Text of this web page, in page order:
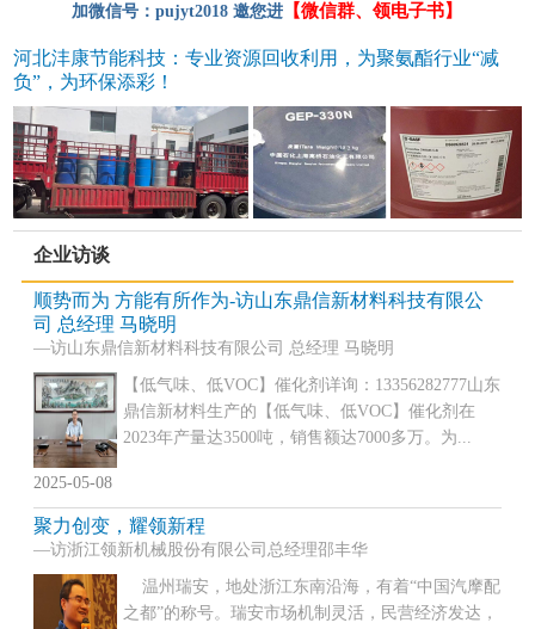
加微信号：pujyt2018 邀您进 【微信群、领电子书】
河北沣康节能科技：专业资源回收利用，为聚氨酯行业“减
负”，为环保添彩！
企业访谈
顺势而为 方能有所作为-访山东鼎信新材料科技有限公
司 总经理 马晓明
—访山东鼎信新材料科技有限公司 总经理 马晓明
【低气味、低VOC】催化剂详询：13356282777山东
鼎信新材料生产的【低气味、低VOC】催化剂在
2023年产量达3500吨，销售额达7000多万。为...
2025-05-08
聚力创变，耀领新程
—访浙江领新机械股份有限公司总经理邵丰华
温州瑞安，地处浙江东南沿海，有着“中国汽摩配
之都”的称号。瑞安市场机制灵活，民营经济发达，